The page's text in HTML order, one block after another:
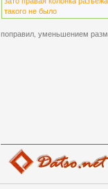
такого не было
поправил, уменьшением